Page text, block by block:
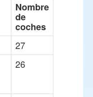
Nombre
de
coches
27
26